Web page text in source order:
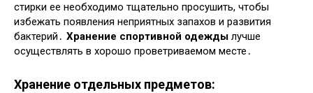
стирки ее необходимо тщательно просушить, чтобы
избежать появления неприятных запахов и развития
бактерий․ Хранение спортивной одежды лучше
осуществлять в хорошо проветриваемом месте․
Хранение отдельных предметов: